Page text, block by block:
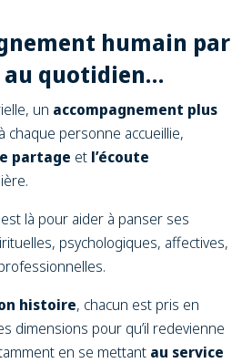
humain par
quotidien…
un accompagnement plus
à chaque personne accueillie,
partage et l’écoute
là pour aider à panser ses
psychologiques, affectives,
histoire, chacun est pris en
dimensions pour qu’il redevienne
en se mettant au service